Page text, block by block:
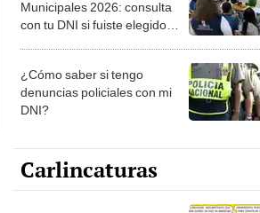
Municipales 2026: consulta
con tu DNI si fuiste elegido
la ONPE
¿Cómo saber si tengo
denuncias policiales con mi
DNI?
Carlincaturas